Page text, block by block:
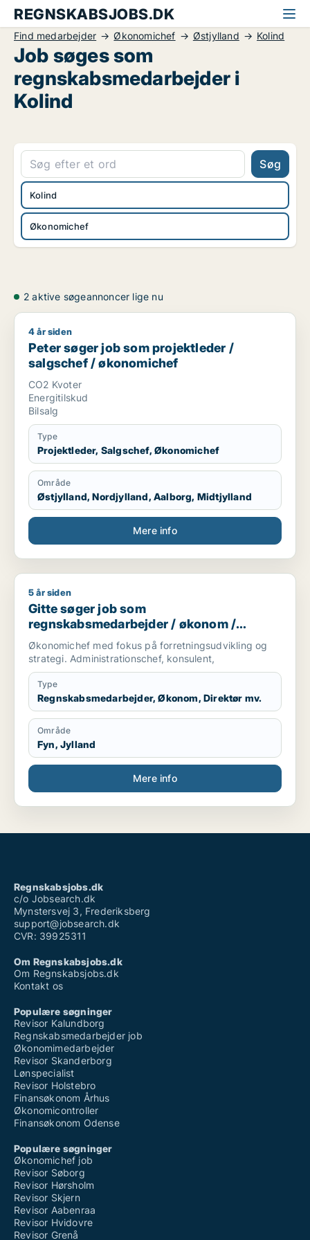
REGNSKABSJOBS.DK
Find medarbejder Økonomichef Østjylland Kolind
Job søges som
regnskabsmedarbejder i
Kolind
Søg
Økonomichef
Kolind
2 aktive søgeannoncer lige nu
Peter søger job som projektleder / salgschef / økonomichef
4 år siden
Peter søger job som projektleder /
salgschef / økonomichef
CO2 Kvoter
Energitilskud
Bilsalg
Type
Projektleder, Salgschef, Økonomichef
Område
Østjylland, Nordjylland, Aalborg, Midtjylland
Mere info
Gitte søger job som regnskabsmedarbejder / økonom /
5 år siden
Gitte søger job som
regnskabsmedarbejder / økonom /
direktør / hr-chef / lønspecialist
Økonomichef med fokus på forretningsudvikling og
strategi. Administrationschef, konsulent,
Type
Regnskabsmedarbejder, Økonom, Direktør mv.
Område
Fyn, Jylland
Mere info
Regnskabsjobs.dk
c/o Jobsearch.dk
Mynstersvej 3, Frederiksberg
support@jobsearch.dk
CVR: 39925311
Om Regnskabsjobs.dk
Om Regnskabsjobs.dk
Kontakt os
Populære søgninger
Revisor Kalundborg
Regnskabsmedarbejder job
Økonomimedarbejder
Revisor Skanderborg
Lønspecialist
Revisor Holstebro
Finansøkonom Århus
Økonomicontroller
Finansøkonom Odense
Populære søgninger
Økonomichef job
Revisor Søborg
Revisor Hørsholm
Revisor Skjern
Revisor Aabenraa
Revisor Hvidovre
Revisor Grenå